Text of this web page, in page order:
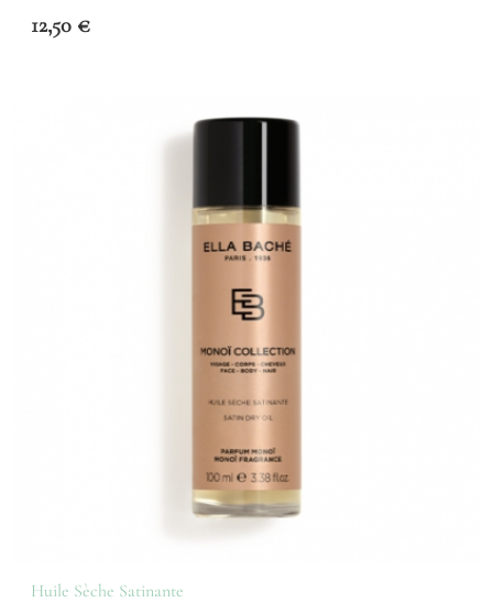
12,50 €
Huile Sèche Satinante